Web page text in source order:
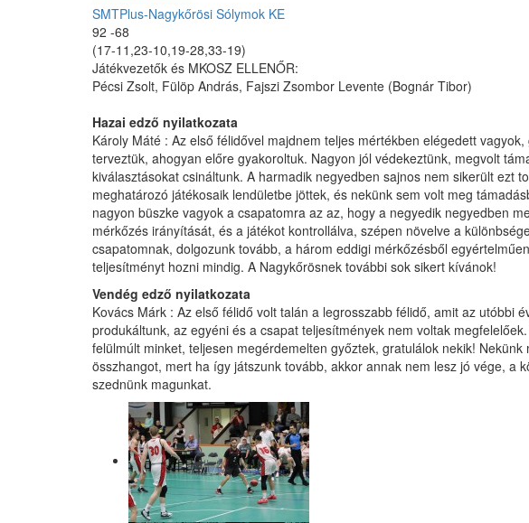
SMTPlus-Nagykőrösi Sólymok KE
92 -68
(17-11,23-10,19-28,33-19)
Játékvezetők és MKOSZ ELLENŐR:
Pécsi Zsolt, Fülöp András, Fajszi Zsombor Levente (Bognár Tibor)
Hazai edző nyilatkozata
Károly Máté : Az első félidővel majdnem teljes mértékben elégedett
terveztük, ahogyan előre gyakoroltuk. Nagyon jól védekeztünk, megvolt
kiválasztásokat csináltunk. A harmadik negyedben sajnos nem sikerült ezt
meghatározó játékosaik lendületbe jöttek, és nekünk sem volt meg
nagyon büszke vagyok a csapatomra az az, hogy a negyedik negyedben
mérkőzés irányítását, és a játékot kontrollálva, szépen növelve a
csapatomnak, dolgozunk tovább, a három eddigi mérkőzésből
teljesítményt hozni mindig. A Nagykőrösnek további sok sikert kívánok!
Vendég edző nyilatkozata
Kovács Márk : Az első félidő volt talán a legrosszabb félidő, amit az utóbbi
produkáltunk, az egyéni és a csapat teljesítmények nem voltak
felülmúlt minket, teljesen megérdemelten győztek, gratulálok nekik!
összhangot, mert ha így játszunk tovább, akkor annak nem lesz jó vége, a
szednünk magunkat.